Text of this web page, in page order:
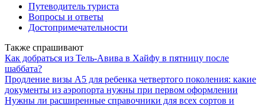
Путеводитель туриста
Вопросы и ответы
Достопримечательности
Также спрашивают
Как добраться из Тель-Авива в Хайфу в пятницу после
шаббата?
Продление визы А5 для ребенка четвертого поколения: какие
документы из аэропорта нужны при первом оформлении
Нужны ли расширенные справочники для всех сортов и